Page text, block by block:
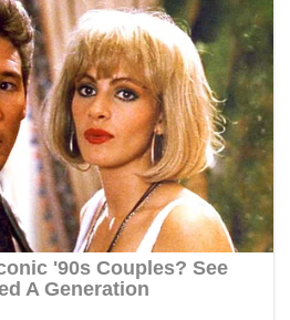
hala.
memohon Pejabat Menteri
satu kenyataan berhubung
Inggeris yang
Osman dalam sesi Pemukiman
Kesembilan di Putrajaya,